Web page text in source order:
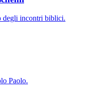
degli incontri biblici.
Paolo.